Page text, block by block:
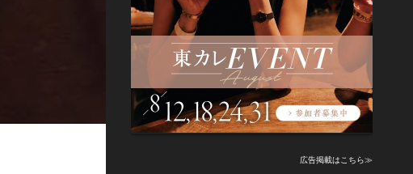
広告掲載はこちら≫